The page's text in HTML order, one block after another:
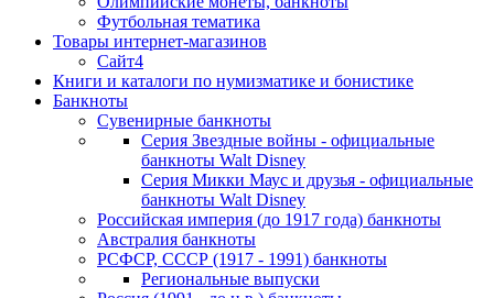
Футбольная тематика
Товары интернет-магазинов
Сайт4
Книги и каталоги по нумизматике и бонистике
Банкноты
Сувенирные банкноты
Серия Звездные войны - официальные
банкноты Walt Disney
Серия Микки Маус и друзья - официальные
банкноты Walt Disney
Российская империя (до 1917 года) банкноты
Австралия банкноты
РСФСР, СССР (1917 - 1991) банкноты
Региональные выпуски